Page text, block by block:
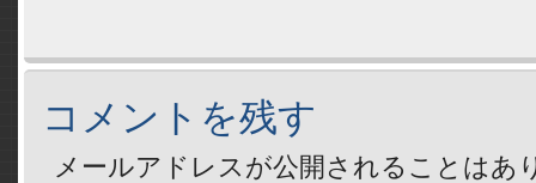
コメントを残す
メールアドレスが公開されることはあ